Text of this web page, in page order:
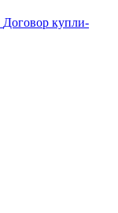
Договор купли-